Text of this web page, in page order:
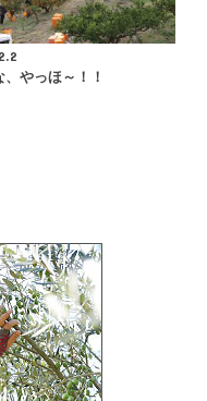
、やっほ～！！